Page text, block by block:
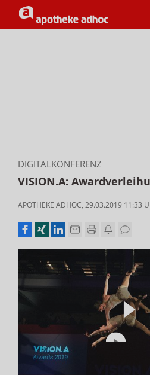
DIGITALKONFERENZ
VISION.A:
APOTHEKE ADHOC, 29.03.2019 11:33